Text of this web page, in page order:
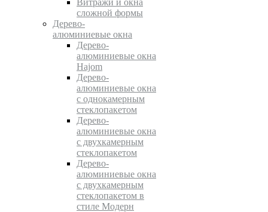
Витражи и окна
сложной формы
Дерево-
алюминиевые окна
Дерево-
алюминиевые окна
Hajom
Дерево-
алюминиевые окна
с однокамерным
стеклопакетом
Дерево-
алюминиевые окна
с двухкамерным
стеклопакетом
Дерево-
алюминиевые окна
с двухкамерным
стеклопакетом в
стиле Модерн